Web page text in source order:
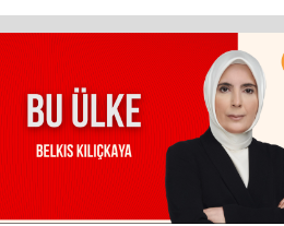
Window
Color
Transparency
Font Size
Text Edge Style
Font Family